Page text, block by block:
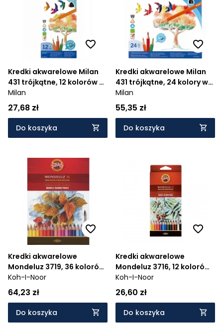
Kredki akwarelowe Milan
431 trójkątne, 12 kolorów w
kartonowym opakowaniu
(0742312)
Milan
27,68 zł
Do koszyka
Kredki akwarelowe Milan
431 trójkątne, 24 kolory w
kartonowym opakowaniu
(0742324)
Milan
55,35 zł
Do koszyka
Kredki akwarelowe
Mondeluz 3719, 36 kolorów
(16726)
Koh-I-Noor
64,23 zł
Do koszyka
Kredki akwarelowe
Mondeluz 3716, 12 kolorów
(11836)
Koh-I-Noor
26,60 zł
Do koszyka